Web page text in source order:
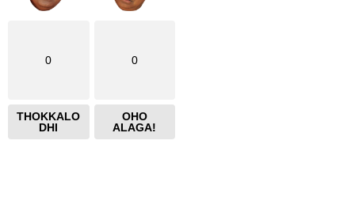
0
THOKKALO
DHI
0
OHO
ALAGA!